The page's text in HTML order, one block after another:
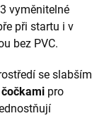
vyměnitelné
při startu i v
bez PVC.
se slabším
pro